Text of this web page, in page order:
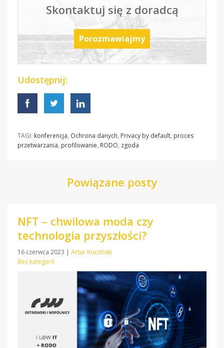
Skontaktuj się z doradcą
Porozmawiajmy
Udostępnij:
TAGI: konferencja, Ochrona danych, Privacy by default, proces
przetwarzania, profilowanie, RODO, zgoda
Powiązane posty
NFT – chwilowa moda czy
technologia przyszłości?
16 czerwca 2023 | Artur Kruziński
Bez kategorii